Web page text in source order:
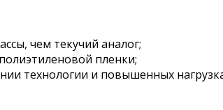
чем текучий аналог;
пленки;
технологии и повышенных